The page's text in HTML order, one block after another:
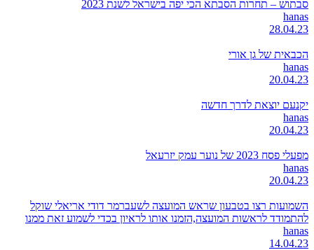
סבתוש – תחרות הסבתא הכי יפה בישראל לשנת 2023
hanas
28.04.23
הכבאית של גן אורי
hanas
20.04.23
יקנעם יוצאת לדרך חדשה
hanas
20.04.23
מפעלי פסח 2023 של נוער עמק יזרעאל
hanas
20.04.23
השמועות רצו בטבעון שראש המועצה לשעברמר דודי אריאלי שוקל
להתמודד לראשות המועצה,הזמנו אותו לראיון בכדי לשמוע זאת ממנו
hanas
14.04.23